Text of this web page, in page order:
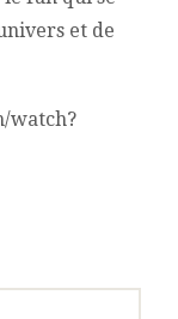
et de
watch?